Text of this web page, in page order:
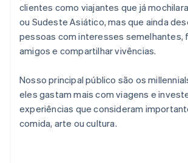
clientes como viajantes que já
ou Sudeste Asiático, mas que ainda
pessoas com interesses semelhantes,
amigos e compartilhar vivências.
Nosso principal público são os
eles gastam mais com viagens e
experiências que consideram
comida, arte ou cultura.